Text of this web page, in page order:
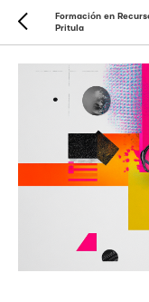
Formación en
Pritula